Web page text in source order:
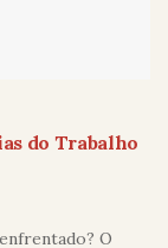
do Trabalho
O